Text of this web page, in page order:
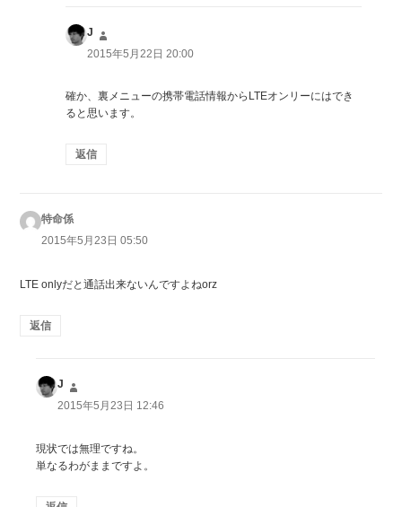
J
り:
2015年5月22日 20:00
確か、裏メニューの携帯電話情報からLTEオンリーにはでき
ると思います。
返信
特命係よ
り:
2015年5月23日 05:50
LTE onlyだと通話出来ないんですよねorz
返信
J
り:
2015年5月23日 12:46
現状では無理ですね。
単なるわがままですよ。